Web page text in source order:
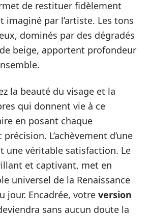
de restituer fidèlement
imaginé par l’artiste. Les tons
dominés par des dégradés
beige, apportent profondeur
la beauté du visage et la
qui donnent vie à ce
en posant chaque
L’achèvement d’une
une véritable satisfaction. Le
et captivant, met en
universel de la Renaissance
jour. Encadrée, votre version
sans aucun doute la